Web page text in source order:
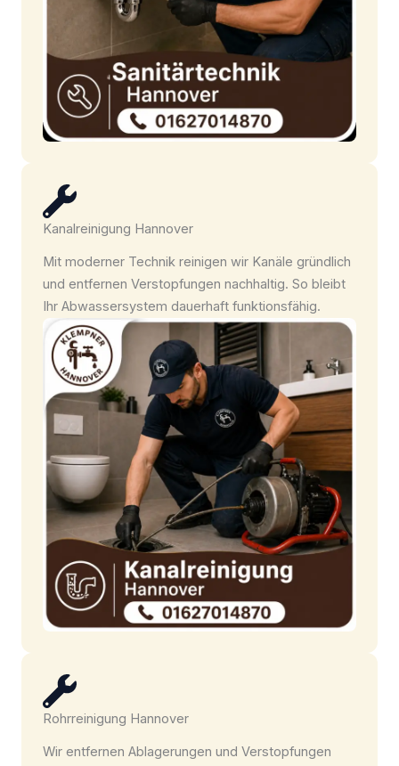
Kanalreinigung Hannover
Mit moderner Technik reinigen wir Kanäle gründlich
und entfernen Verstopfungen nachhaltig. So bleibt
Ihr Abwassersystem dauerhaft funktionsfähig.
Rohrreinigung Hannover
Wir entfernen Ablagerungen und Verstopfungen